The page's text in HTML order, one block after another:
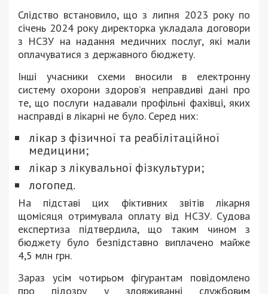
Слідство встановило, що з липня 2023 року по
січень 2024 року директорка укладала договори
з НСЗУ на надання медичних послуг, які мали
оплачуватися з державного бюджету.
Інші учасники схеми вносили в електронну
систему охорони здоров’я неправдиві дані про
те, що послуги надавали профільні фахівці, яких
насправді в лікарні не було. Серед них:
лікар з фізичної та реабілітаційної
медицини;
лікар з лікувальної фізкультури;
логопед.
На підставі цих фіктивних звітів лікарня
щомісяця отримувала оплату від НСЗУ. Судова
експертиза підтвердила, що таким чином з
бюджету було безпідставно виплачено майже
4,5 млн грн.
Зараз усім чотирьом фігурантам повідомлено
про підозру у зловживанні службовим